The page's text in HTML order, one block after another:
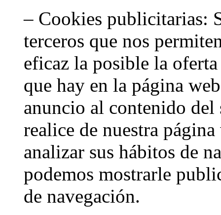
– Cookies publicitarias:
terceros que nos
eficaz la posible la
que hay en la página
anuncio al contenido
realice de nuestra
analizar sus hábitos de
podemos mostrarle
de navegación.